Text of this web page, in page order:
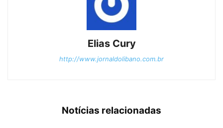
Elias Cury
http://www.jornaldolibano.com.br
Notícias relacionadas